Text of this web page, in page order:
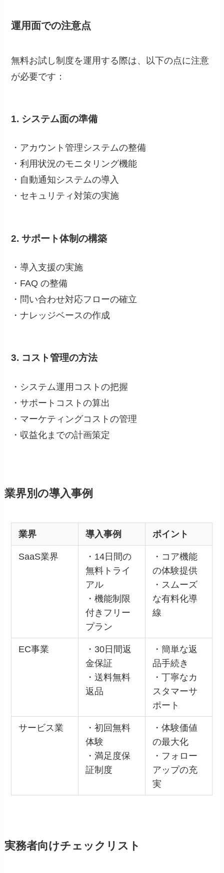
運用面での注意点
無料お試し制度を運用する際は、以下の点に注意
が必要です：
1. システム面の準備
・アカウント管理システムの整備
・利用状況のモニタリング機能
・自動通知システムの導入
・セキュリティ対策の実施
2. サポート体制の構築
・導入支援の実施
・FAQ の整備
・問い合わせ対応フローの確立
・ナレッジベースの作成
3. コスト管理の方法
・システム運用コストの把握
・サポートコストの算出
・マーケティングコストの管理
・収益化までの計画策定
業界別の導入事例
業界 導入事例 ポイント
SaaS業界
・14日間の
無料トライ
アル
・機能制限
付きフリー
プラン
・コア機能
の体験提供
・スムーズ
な有料化導
線
EC事業
・30日間返
金保証
・送料無料
返品
・簡単な返
品手続き
・丁寧なカ
スタマーサ
ポート
サービス業
・初回無料
体験
・満足度保
証制度
・体験価値
の最大化
・フォロー
アップの充
実
実務者向けチェックリスト